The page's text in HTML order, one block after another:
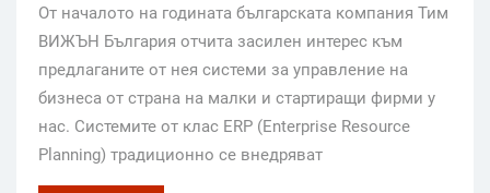
От началото на годината българската компания Тим
ВИЖЪН България отчита засилен интерес към
предлаганите от нея системи за управление на
бизнеса от страна на малки и стартиращи фирми у
нас. Системите от клас ERP (Enterprise Resource
Planning) традиционно се внедряват